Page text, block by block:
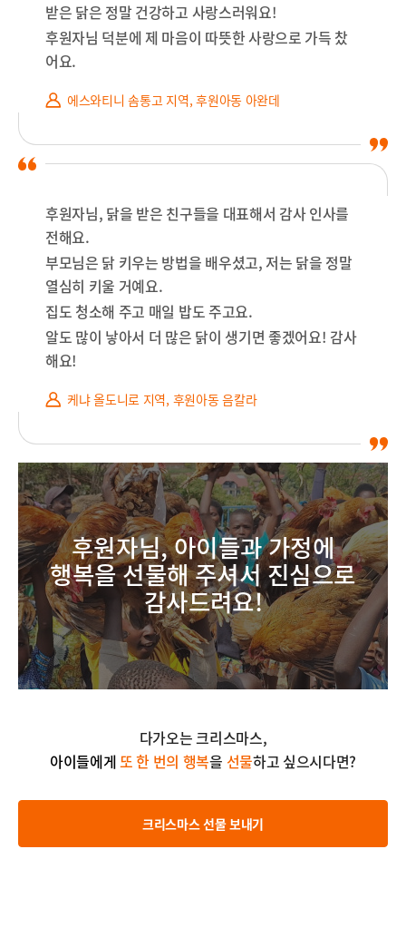
받은 닭은 정말 건강하고 사랑스러워요!
후원자님 덕분에 제 마음이 따뜻한 사랑으로 가득 찼
어요.
에스와티니 솜통고 지역, 후원아동 아완데
후원자님, 닭을 받은 친구들을 대표해서 감사 인사를
전해요.
부모님은 닭 키우는 방법을 배우셨고, 저는 닭을 정말
열심히 키울 거예요.
집도 청소해 주고 매일 밥도 주고요.
알도 많이 낳아서 더 많은 닭이 생기면 좋겠어요! 감사
해요!
케냐 올도니로 지역, 후원아동 음칼라
후원자님,아이들과 가정에
행복을 선물해 주셔서진심으로
감사드려요!
다가오는 크리스마스,
아이들에게또 한 번의 행복을 선물하고 싶으시다면?
크리스마스 선물 보내기